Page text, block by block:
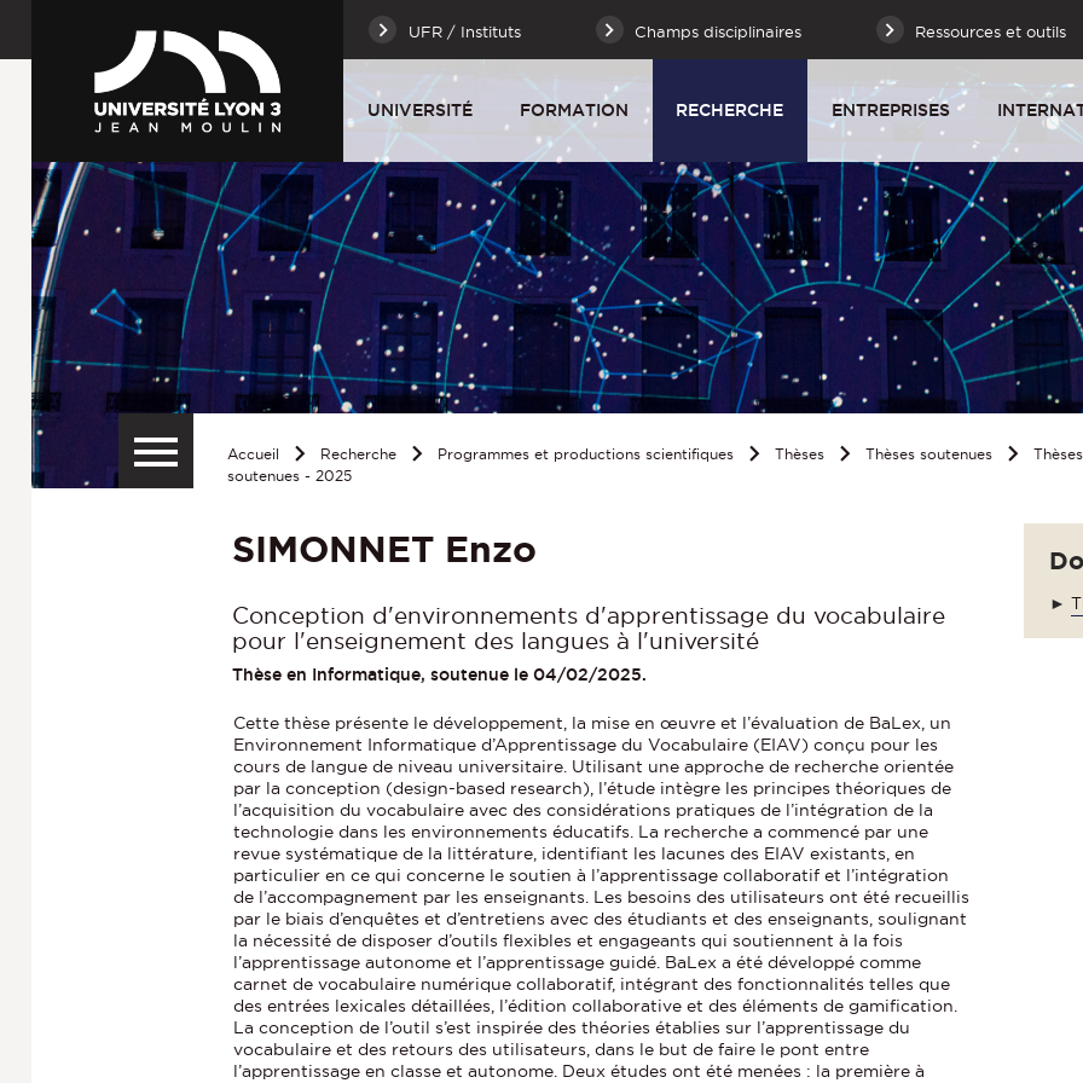
UFR / Instituts Champs disciplinaires Ressources et outils
UNIVERSITÉ FORMATION RECHERCHE ENTREPRISES
Accueil Recherche Programmes et productions scientifiques Thèses Thèses soutenues
Thèses
soutenues - 2025
SIMONNET Enzo
Conception d'environnements d'apprentissage du vocabulaire
pour l'enseignement des langues à l'université
Thèse en Informatique, soutenue le 04/02/2025.
Cette thèse présente le développement, la mise en œuvre et l’évaluation de BaLex, un
Environnement Informatique d’Apprentissage du Vocabulaire (EIAV) conçu pour les
cours de langue de niveau universitaire. Utilisant une approche de recherche orientée
par la conception (design-based research), l’étude intègre les principes théoriques de
l’acquisition du vocabulaire avec des considérations pratiques de l’intégration de la
technologie dans les environnements éducatifs. La recherche a commencé par une
revue systématique de la littérature, identifiant les lacunes des EIAV existants, en
particulier en ce qui concerne le soutien à l’apprentissage collaboratif et l’intégration
de l’accompagnement par les enseignants. Les besoins des utilisateurs ont été recueillis
par le biais d’enquêtes et d’entretiens avec des étudiants et des enseignants, soulignant
la nécessité de disposer d’outils flexibles et engageants qui soutiennent à la fois
l’apprentissage autonome et l’apprentissage guidé. BaLex a été développé comme
carnet de vocabulaire numérique collaboratif, intégrant des fonctionnalités telles que
des entrées lexicales détaillées, l’édition collaborative et des éléments de gamification.
La conception de l’outil s’est inspirée des théories établies sur l’apprentissage du
vocabulaire et des retours des utilisateurs, dans le but de faire le pont entre
l’apprentissage en classe et autonome. Deux études ont été menées : la première à
►